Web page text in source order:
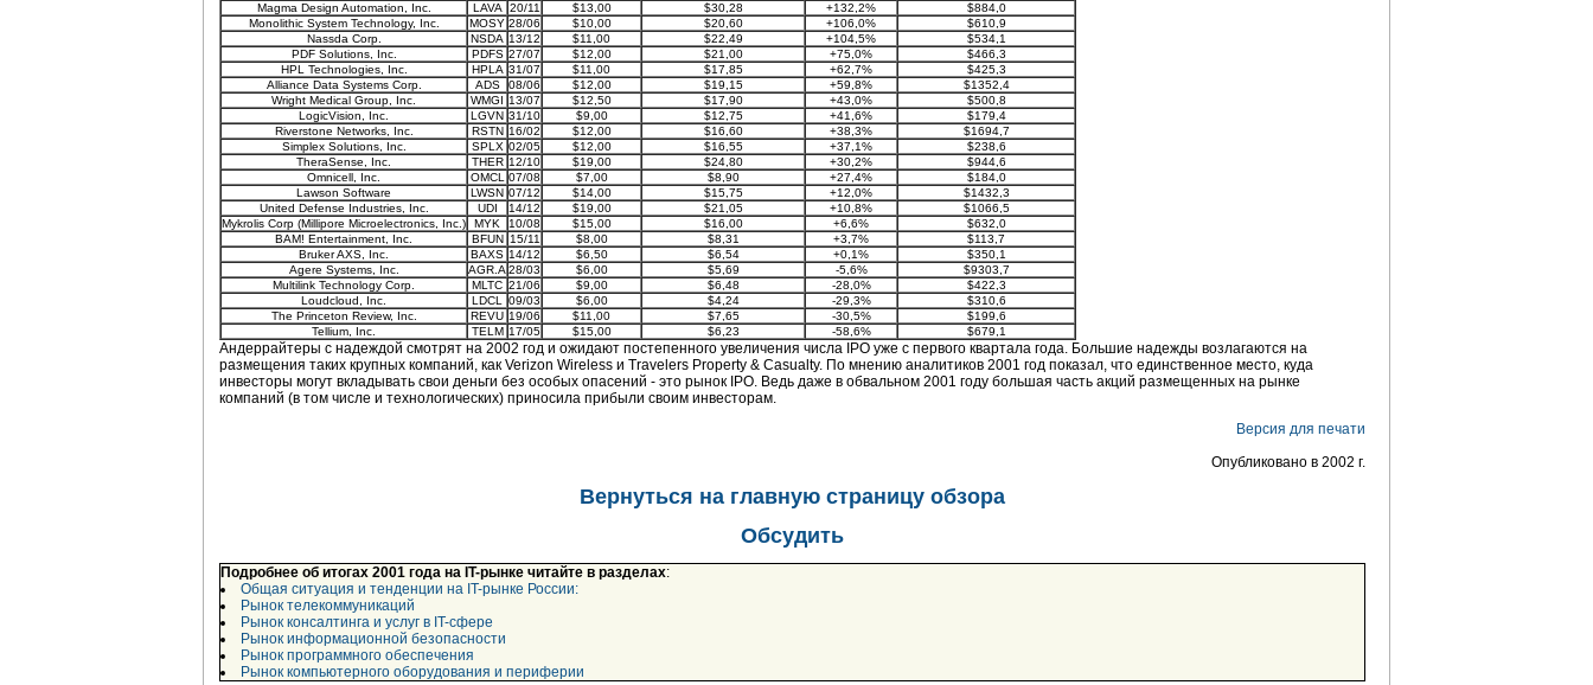
Magma Design Automation, Inc.
LAVA 20/11 $13,00 $30,28 +132,2%
$884,0
Monolithic System Technology, Inc.
MOSY 28/06 $10,00 $20,60 +106,0%
$610,9
Nassda Corp.
NSDA 13/12 $11,00 $22,49 +104,5%
$534,1
PDF Solutions, Inc.
PDFS 27/07 $12,00 $21,00 +75,0%
$466,3
HPL Technologies, Inc.
HPLA 31/07 $11,00 $17,85 +62,7%
$425,3
Alliance Data Systems Corp.
ADS 08/06 $12,00 $19,15 +59,8%
$1352,4
Wright Medical Group, Inc.
WMGI 13/07 $12,50 $17,90 +43,0%
$500,8
LogicVision, Inc.
LGVN 31/10 $9,00 $12,75 +41,6%
$179,4
Riverstone Networks, Inc.
RSTN 16/02 $12,00 $16,60 +38,3%
$1694,7
Simplex Solutions, Inc.
SPLX 02/05 $12,00 $16,55 +37,1%
$238,6
TheraSense, Inc.
THER 12/10 $19,00 $24,80 +30,2%
$944,6
Omnicell, Inc.
OMCL 07/08 $7,00 $8,90 +27,4%
$184,0
Lawson Software
LWSN 07/12 $14,00 $15,75 +12,0%
$1432,3
United Defense Industries, Inc.
UDI 14/12 $19,00 $21,05 +10,8%
$1066,5
Mykrolis Corp (Millipore Microelectronics, Inc.)
MYK 10/08 $15,00 $16,00 +6,6%
$632,0
BAM! Entertainment, Inc.
BFUN 15/11 $8,00 $8,31 +3,7%
$113,7
Bruker AXS, Inc.
BAXS 14/12 $6,50 $6,54 +0,1%
$350,1
Agere Systems, Inc.
AGR.A 28/03 $6,00 $5,69 -5,6%
$9303,7
Multilink Technology Corp.
MLTC 21/06 $9,00 $6,48 -28,0%
$422,3
Loudcloud, Inc.
LDCL 09/03 $6,00 $4,24 -29,3%
$310,6
The Princeton Review, Inc.
REVU 19/06 $11,00 $7,65 -30,5%
$199,6
Tellium, Inc.
TELM 17/05 $15,00 $6,23 -58,6% $679,1
Андеррайтеры с надеждой смотрят на 2002 год и ожидают постепенного увеличения числа IPO уже с первого квартала года. Большие надежды возлагаются на
размещения таких крупных компаний, как Verizon Wireless и Travelers Property & Casualty. По мнению аналитиков 2001 год показал, что единственное место, куда
инвесторы могут вкладывать свои деньги без особых опасений - это рынок IPO. Ведь даже в обвальном 2001 году большая часть акций размещенных на рынке
компаний (в том числе и технологических) приносила прибыли своим инвесторам.
Версия для печати
Опубликовано в 2002 г.
Вернуться на главную страницу обзора
Обсудить
Подробнее об итогах 2001 года на IT-рынке читайте в разделах:
Общая ситуация и тенденции на IT-рынке России:
Рынок телекоммуникаций
Рынок консалтинга и услуг в IT-сфере
Рынок информационной безопасности
Рынок программного обеспечения
Рынок компьютерного оборудования и периферии